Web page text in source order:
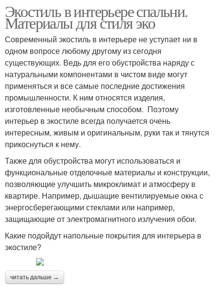
Экостиль в интерьере спальни.
Материалы для стиля эко
Современный экостиль в интерьере не уступает ни в
одном вопросе любому другому из сегодня
существующих. Ведь для его обустройства наряду с
натуральными компонентами в чистом виде могут
применяться и все самые последние достижения
промышленности. К ним относятся изделия,
изготовленные необычным способом. Поэтому
интерьер в экостиле всегда получается очень
интересным, живым и оригинальным, руки так и тянутся
прикоснуться к нему.
Также для обустройства могут использоваться и
функциональные отделочные материалы и конструкции,
позволяющие улучшить микроклимат и атмосферу в
квартире. Например, дышащие вентилируемые окна с
энергосберегающими стеклами или например,
защищающие от электромагнитного излучения обои.
Какие подойдут напольные покрытия для интерьера в
экостиле?
читать дальше →